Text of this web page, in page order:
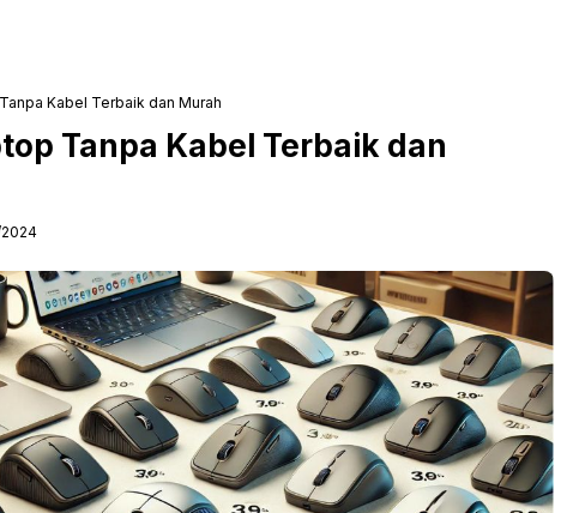
Kabel Terbaik dan Murah
Tanpa Kabel Terbaik dan